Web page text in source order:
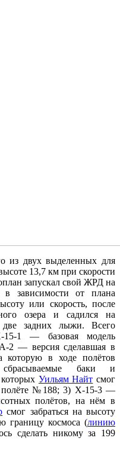
из двух выделенных для
13,7 км при скорости
запускал свой ЖРД на
в зависимости от плана
или скорость, после
озера и садился на
задних лыжи. Всего
1 — базовая модель
2 — версия сделавшая в
в ходе полётов
сбрасываемые баки и
Уильям Найт смог
полёте №188; 3) X-15-3 —
полётов, на нём в
смог забраться на высоту
границу космоса (линию
сделать никому за 199